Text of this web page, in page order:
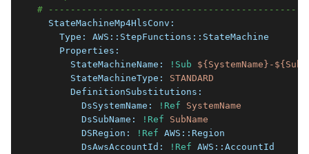
#
  StateMachineMp4HlsConv:
    Type:
AWS::StepFunctions::StateMachine
    Properties:
      StateMachineName:
!Sub
${SystemName}-
      StateMachineType:
STANDARD
      DefinitionSubstitutions:
        DsSystemName:
!Ref
SystemName
        DsSubName:
!Ref
SubName
        DSRegion:
!Ref
AWS::Region
        DsAwsAccountId:
!Ref
AWS::AccountId